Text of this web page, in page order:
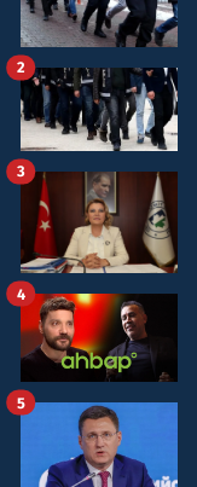
2
3
4
5